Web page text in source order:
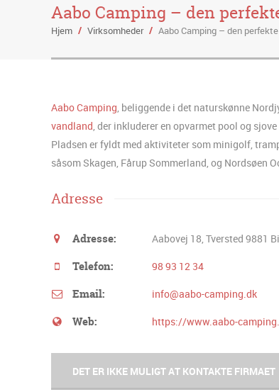
Aabo Camping – den
Hjem / Virksomheder / Aabo Camping – den
Aabo Camping , beliggende i det naturskønne
vandland , der inkluderer en opvarmet pool og
Pladsen er fyldt med aktiviteter som minigolf,
såsom Skagen, Fårup Sommerland, og Nordsøen
Adresse
Adresse: Aabovej 18, Tversted 9881
Telefon: 98 93 12 34
Email: info@aabo-camping.dk
Web: https://www.aabo-
DET ER IKKE MULIGT AT KONTAKTE FIRMAET